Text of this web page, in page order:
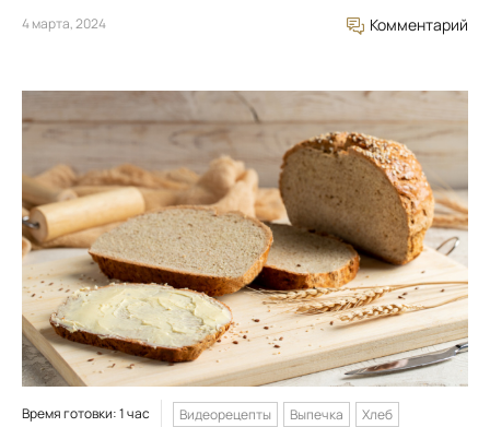
4 марта, 2024 Комментарий
Время готовки: 1 час Видеорецепты Выпечка Хлеб